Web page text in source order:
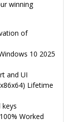
winning
of
10 2025
and UI
Lifetime
keys
Worked